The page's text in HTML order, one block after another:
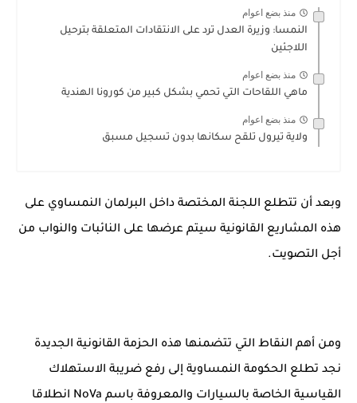
منذ بضع اعوام
النمسا: وزيرة العدل ترد على الانتقادات المتعلقة بترحيل
اللاجئين
منذ بضع اعوام
ماهي اللقاحات التي تحمي بشكل كبير من كورونا الهندية
منذ بضع اعوام
ولاية تيرول تلقح سكانها بدون تسجيل مسبق
وبعد أن تتطلع اللجنة المختصة داخل البرلمان النمساوي على
هذه المشاريع القانونية سيتم عرضها على النائبات والنواب من
أجل التصويت.
ومن أهم النقاط التي تتضمنها هذه الحزمة القانونية الجديدة
نجد تطلع الحكومة النمساوية إلى رفع ضريبة الاستهلاك
القياسية الخاصة بالسيارات والمعروفة باسم NoVa انطلاقا